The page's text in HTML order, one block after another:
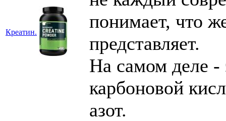
Креатин.
понимает, что
представляет.
На самом деле -
карбоновой
азот.